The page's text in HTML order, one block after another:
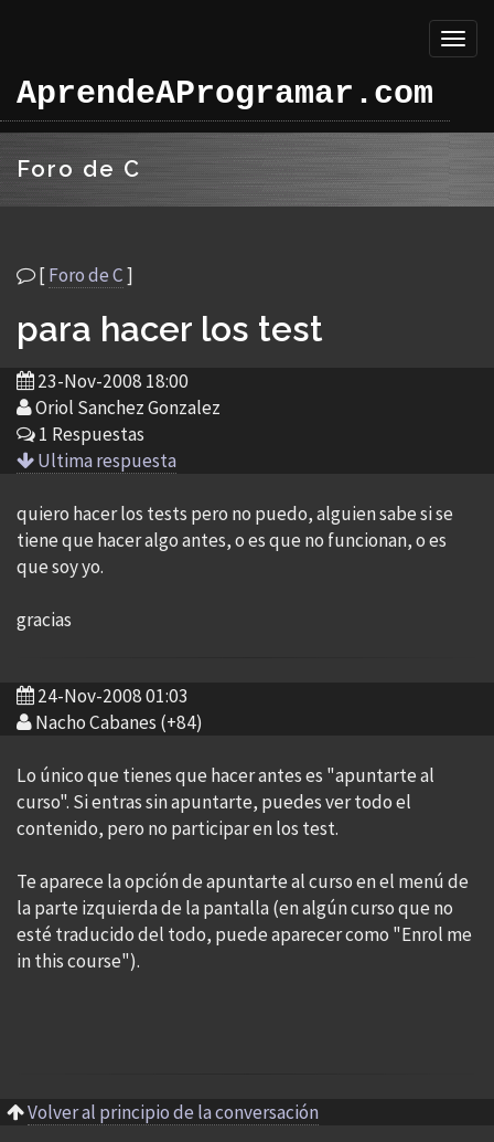
AprendeAProgramar.com
Foro de C
[Foro de C]
para hacer los test
23-Nov-2008 18:00
Oriol Sanchez Gonzalez
1 Respuestas
Ultima respuesta
quiero hacer los tests pero no puedo, alguien sabe si se
tiene que hacer algo antes, o es que no funcionan, o es
que soy yo.
gracias
24-Nov-2008 01:03
Nacho Cabanes (+84)
Lo único que tienes que hacer antes es "apuntarte al
curso". Si entras sin apuntarte, puedes ver todo el
contenido, pero no participar en los test.
Te aparece la opción de apuntarte al curso en el menú de
la parte izquierda de la pantalla (en algún curso que no
esté traducido del todo, puede aparecer como "Enrol me
in this course").
Volver al principio de la conversación